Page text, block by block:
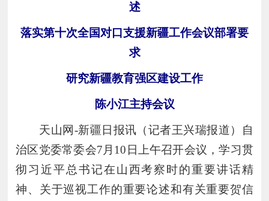
述
落实第十次全国对口支援新疆工作会议部署要
求
研究新疆教育强区建设工作
陈小江主持会议
天山网-新疆日报讯（记者王兴瑞报道）自
治区党委常委会7月10日上午召开会议，学习贯
彻习近平总书记在山西考察时的重要讲话精
神、关于巡视工作的重要论述和有关重要贺信